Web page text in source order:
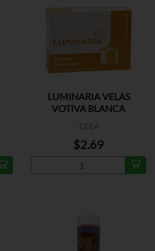
LUMINARIA VELAS
VOTIVA BLANCA
12 EA
$2.69